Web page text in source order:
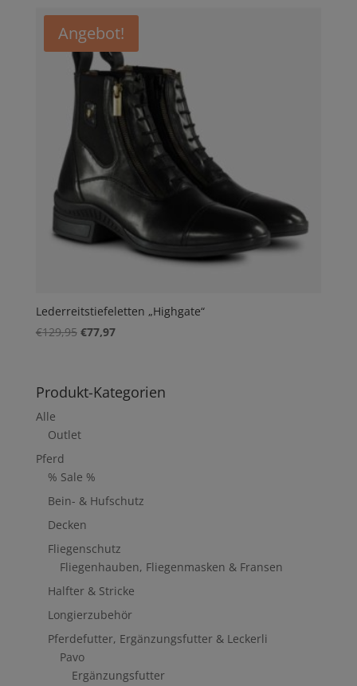
Angebot!
Lederreitstiefeletten „Highgate“
€129,95 Ursprünglicher
€129,95
€77,97Aktueller
€77,97.
Produkt-Kategorien
Alle
Outlet
Pferd
% Sale %
Bein- & Hufschutz
Decken
Fliegenschutz
Fliegenhauben, Fliegenmasken & Fransen
Halfter & Stricke
Longierzubehör
Pferdefutter, Ergänzungsfutter & Leckerli
Pavo
Ergänzungsfutter